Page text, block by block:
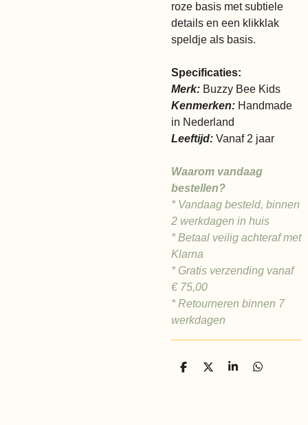
roze basis met subtiele
details en een klikklak
speldje als basis.
Specificaties:
Merk: Buzzy Bee Kids
Kenmerken: Handmade
in Nederland
Leeftijd: Vanaf 2 jaar
Waarom vandaag
bestellen?
* Vandaag besteld, binnen
2 werkdagen in huis
* Betaal veilig achteraf met
Klarna
* Gratis verzending vanaf
€ 75,00
* Retourneren binnen 7
werkdagen
D
D
S
D